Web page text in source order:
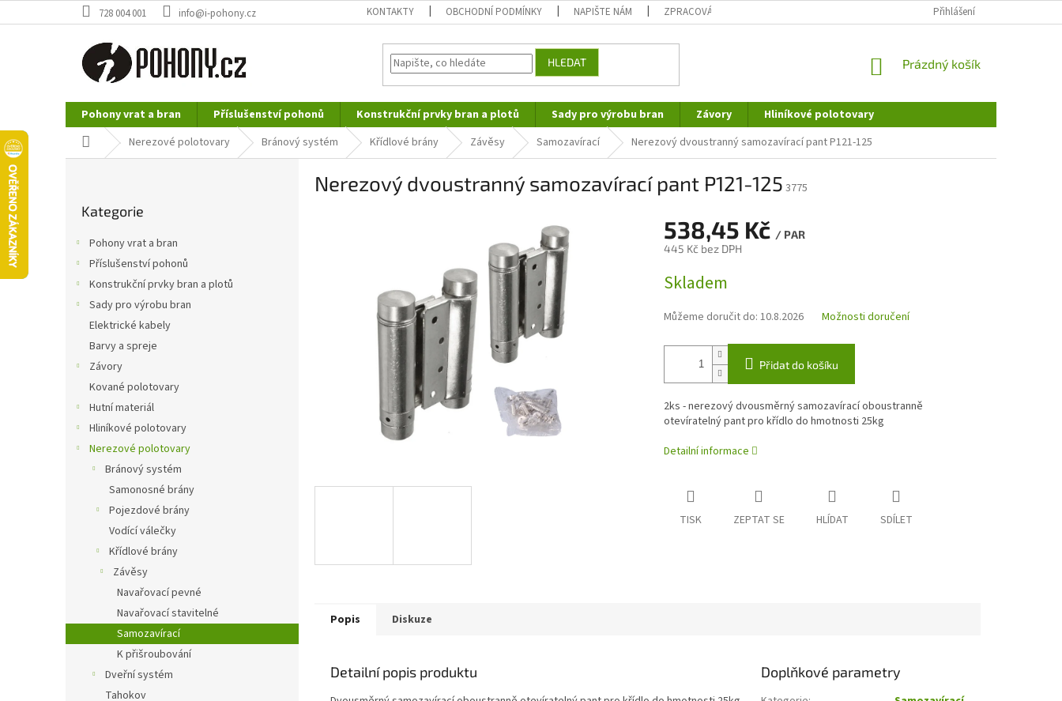
na
728 004 001 info@i-pohony.cz KONTAKTY OBCHODNÍ PODMÍNKY NAPIŠTE NÁM ZPRACOVÁNÍ OSOBNÍCH ÚDAJŮ REKLAMAČNÍ ŘÁD
Přihlášení
HLEDAT
NÁKUPNÍ
Prázdný košík
Pohony vrat a bran Příslušenství pohonů Konstrukční prvky bran a plotů Sady pro výrobu bran Závory
Hliníkové polotovary
Nerezové polotovary
Hutní materiál
Domů Nerezové polotovary Bránový systém Křídlové brány Závěsy Samozavírací Nerezový dvoustranný samozavírací pant P121-125
kategorie
Kategorie
Pohony vrat a bran
Příslušenství pohonů
Konstrukční prvky bran a plotů
Sady pro výrobu bran
Elektrické kabely
Barvy a spreje
Závory
Kované polotovary
Hutní materiál
Hliníkové polotovary
Nerezové polotovary
Bránový systém
Samonosné brány
Pojezdové brány
Vodící válečky
Křídlové brány
Závěsy
Navařovací pevné
Navařovací stavitelné
Samozavírací
K přišroubování
Dveřní systém
Tahokov
Nerezový dvoustranný samozavírací pant P121-125 3775
538,45 Kč / PAR
445 Kč bez DPH
cena:
Skladem
Můžeme doručit do: 10.8.2026 Možnosti doručení
Přidat do košíku
2ks - nerezový dvousměrný samozavírací oboustranně
otevíratelný pant pro křídlo do hmotnosti 25kg
Detailní informace
TISK ZEPTAT SE HLÍDAT SDÍLET
Popis Diskuze
Detailní popis produktu Doplňkové parametry